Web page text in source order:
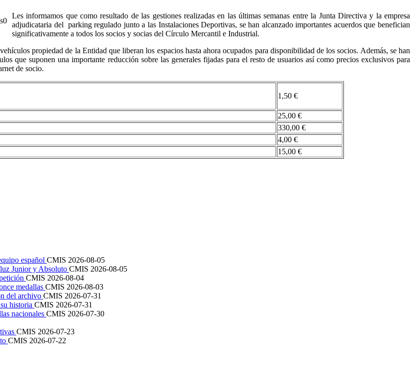
Les informamos que como resultado de las gestiones realizadas en las últimas semanas entre la Junta Directiva y la empresa
adjudicataria del parking regulado junto a las Instalaciones Deportivas, se han alcanzado importantes acuerdos que benefician
significativamente a todos los socios y socias del Círculo Mercantil e Industrial.
propiedad de la Entidad que liberan los espacios hasta ahora ocupados para disponibilidad de los socios. Además, se han
que suponen una importante reducción sobre las generales fijadas para el resto de usuarios así como precios exclusivos para
de socio.
1,50 €
25,00 €
330,00 €
4,00 €
15,00 €
español CMIS 2026-08-05
Junior y Absoluto CMIS 2026-08-05
CMIS 2026-08-04
medallas CMIS 2026-08-03
del archivo CMIS 2026-07-31
historia CMIS 2026-07-31
nacionales CMIS 2026-07-30
CMIS 2026-07-23
CMIS 2026-07-22